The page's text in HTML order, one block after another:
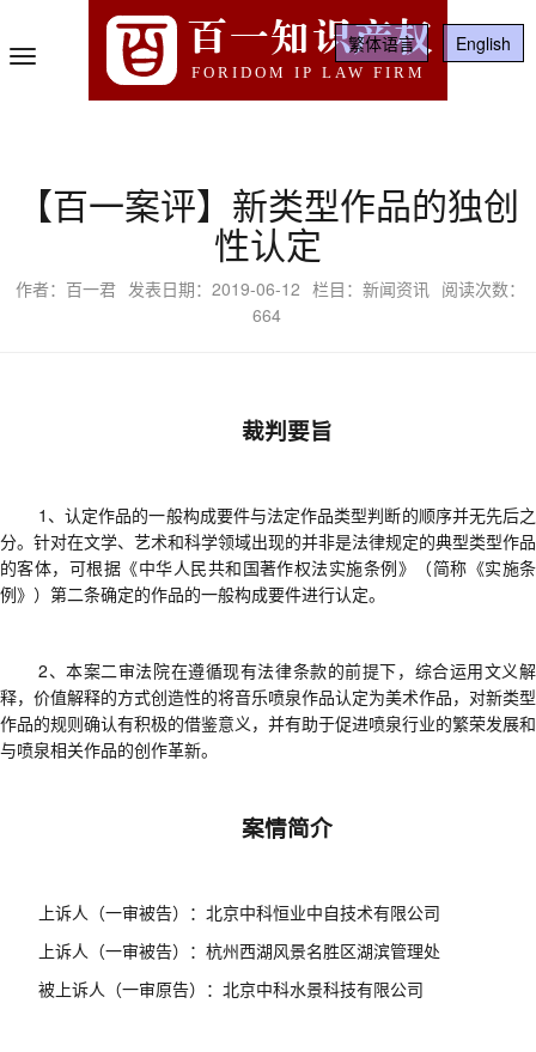
百一知识产权
FORIDOM IP LAW FIRM
English
繁体语言
Toggle
Navigation
【百一案评】新类型作品的独创
性认定
作者：百一君 发表日期：2019-06-12 栏目：新闻资讯 阅读次数：
664
裁判要旨
1、认定作品的一般构成要件与法定作品类型判断的顺序并无先后之
分。针对在文学、艺术和科学领域出现的并非是法律规定的典型类型作品
的客体，可根据 《中华人民共和国著作权法实施条例》（简称《实施条
例》）第二条确定的作品的一般构成要件进行认定。
2、本案二审法院在遵循现有法律条款的前提下，综合运用文义解
释，价值解释的方式创造性的将音乐喷泉作品认定为美术作品，对新类型
作品的规则确认有积极的借鉴意义，并有助于促进喷泉行业的繁荣发展和
与喷泉相关作品的创作革新。
案情简介
上诉人（一审被告）：北京中科恒业中自技术有限公司
上诉人（一审被告）：杭州西湖风景名胜区湖滨管理处
被上诉人（一审原告）：北京中科水景科技有限公司